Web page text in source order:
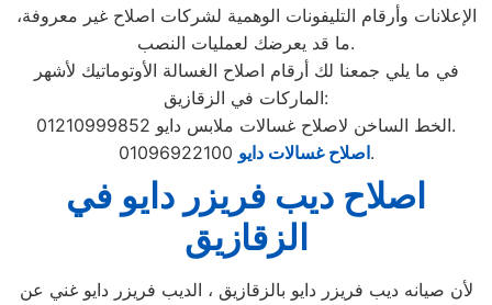
الإعلانات وأرقام التليفونات الوهمية لشركات اصلاح غير معروفة،
ما قد يعرضك لعمليات النصب.
في ما يلي جمعنا لك أرقام اصلاح الغسالة الأوتوماتيك لأشهر
الماركات في الزقازيق:
الخط الساخن لاصلاح غسالات ملابس دايو 01210999852.
اصلاح غسالات دايو01096922100.
اصلاح ديب فريزر دايو في
الزقازيق
لأن صيانه ديب فريزر دايو بالزقازيق ، الديب فريزر دايو غني عن